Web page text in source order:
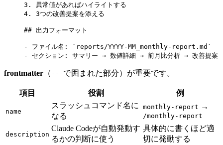
3.
異常値があればハイライトする
4.
3つの改善提案を添える
## 出力フォーマット
- ファイル名:
`reports/YYYY-MM_monthly-report.md`
-
セクション: サマリー → 数値詳細 → 前月比分析 → 改善提案
frontmatter （ --- で囲まれた部分）が重要です。
項目 役割 例
name
スラッシュコマンド名に
なる
monthly-report →
/monthly-report
description
Claude Codeが自動発動す
るかの判断に使う
具体的に書くほど適
切に発動する